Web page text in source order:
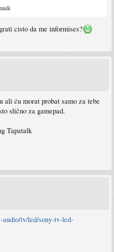
cisto da me informises?
ali ću morat probat samo za tebe
slično za gamepad.
Tapatalk
audio/tv/led/sony-tv-led-